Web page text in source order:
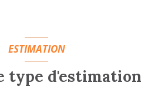
ESTIMATION
type d'estimation